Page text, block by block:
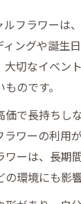
ルフラワーは
ィングや誕生
大切なイベン
のです。
価で長持ちし
ワーの利用
ワーは、長期
環境にも影